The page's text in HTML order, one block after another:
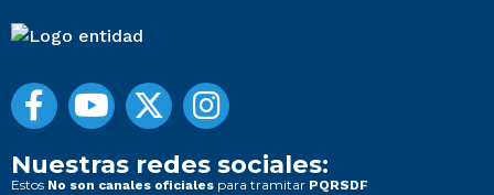
Nuestras redes sociales:
Estos No son canales oficiales para tramitar PQRSDF